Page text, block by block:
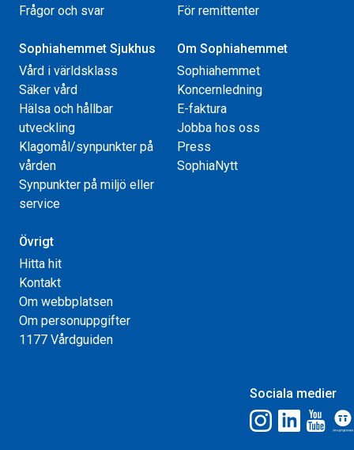
Frågor och svar
För remittenter
Sophiahemmet Sjukhus
Vård i världsklass
Säker vård
Hälsa och hållbar
utveckling
Klagomål/synpunkter på
vården
Synpunkter på miljö eller
service
Om Sophiahemmet
Sophiahemmet
Koncernledning
E-faktura
Jobba hos oss
Press
SophiaNytt
Övrigt
Hitta hit
Kontakt
Om webbplatsen
Om personuppgifter
1177 Vårdguiden
Sociala medier